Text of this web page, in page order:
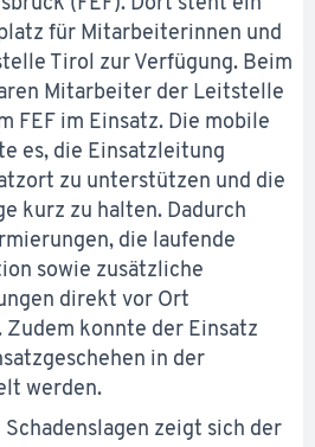
für Mitarbeiterinnen und
Tirol zur Verfügung. Beim
Mitarbeiter der Leitstelle
FEF im Einsatz. Die mobile
es, die Einsatzleitung
zu unterstützen und die
kurz zu halten. Dadurch
die laufende
sowie zusätzliche
direkt vor Ort
konnte der Einsatz
in der
werden.
zeigt sich der